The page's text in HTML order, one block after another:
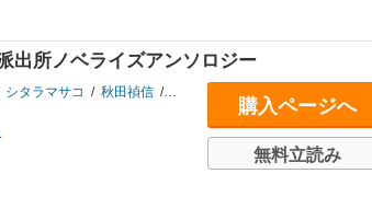
出所ノベライズアンソロジー
シタラマサコ / 秋田禎信 / 草河遊也 朝井リョウ
購入ページへ
無料立読み